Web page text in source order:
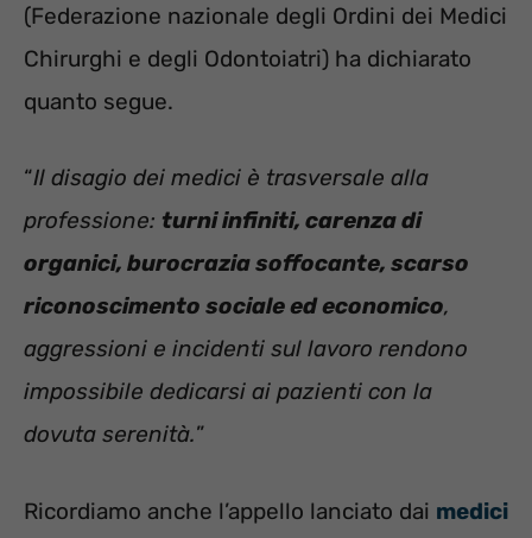
(Federazione nazionale degli Ordini dei Medici
Chirurghi e degli Odontoiatri) ha dichiarato
quanto segue.
“Il disagio dei medici è trasversale alla
professione: turni infiniti, carenza di
organici, burocrazia soffocante, scarso
riconoscimento sociale ed economico,
aggressioni e incidenti sul lavoro rendono
impossibile dedicarsi ai pazienti con la
dovuta serenità.”
Ricordiamo anche l’appello lanciato dai medici